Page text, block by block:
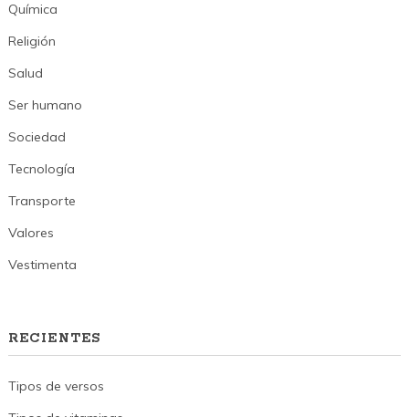
Química
Religión
Salud
Ser humano
Sociedad
Tecnología
Transporte
Valores
Vestimenta
RECIENTES
Tipos de versos